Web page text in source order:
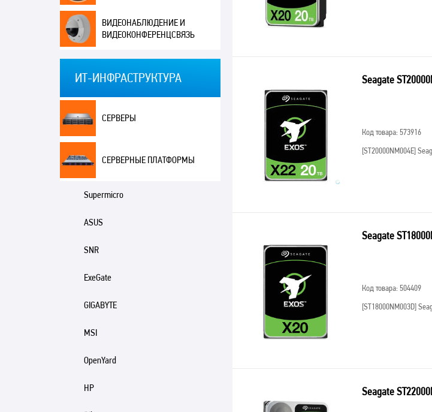
ВИДЕОНАБЛЮДЕНИЕ И
ВИДЕОКОНФЕРЕНЦСВЯЗЬ
ИТ-ИНФРАСТРУКТУРА
СЕРВЕРЫ
СЕРВЕРНЫЕ ПЛАТФОРМЫ
Supermicro
ASUS
SNR
ExeGate
GIGABYTE
MSI
OpenYard
HP
Seagate
Код товара: 573916
[ST20000NM004E]
Seagate
Код товара: 504409
[ST18000NM003D]
Seagate